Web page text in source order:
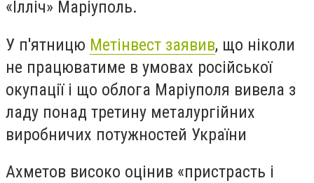
«Ілліч» Маріуполь.
У п'ятницю Метінвест заявив, що ніколи
не працюватиме в умовах російської
окупації і що облога Маріуполя вивела з
ладу понад третину металургійних
виробничих потужностей України
Ахметов високо оцінив «пристрасть і